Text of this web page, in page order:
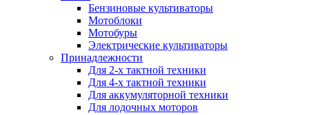
Бензиновые культиваторы
Мотоблоки
Мотобуры
Электрические культиваторы
Принадлежности
Для 2-х тактной техники
Для 4-х тактной техники
Для аккумуляторной техники
Для лодочных моторов